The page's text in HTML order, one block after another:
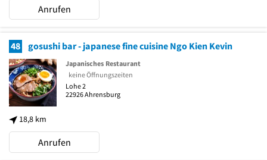
Anrufen
48 gosushi bar - japanese fine cuisine Ngo Kien Kevin
18,8 km
Japanisches Restaurant
keine Öffnungszeiten
Lohe 2
22926Ahrensburg
Anrufen